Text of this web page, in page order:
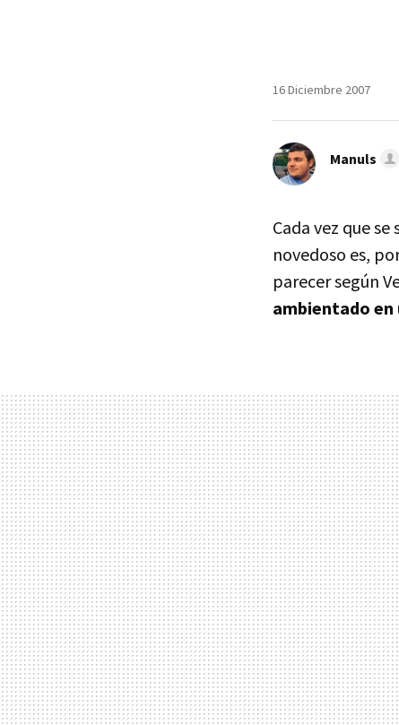
16 Diciembre 2007
Manuls
Cada vez que
novedoso es,
parecer según
ambientado